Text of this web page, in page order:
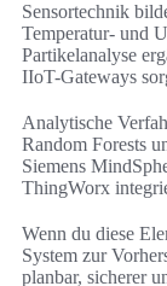
Sensortechnik
Temperatur- und
Partikelanalyse
IIoT-Gateways
Analytische
Random Forests
Siemens
ThingWorx
Wenn du diese
System zur
planbar, sicherer